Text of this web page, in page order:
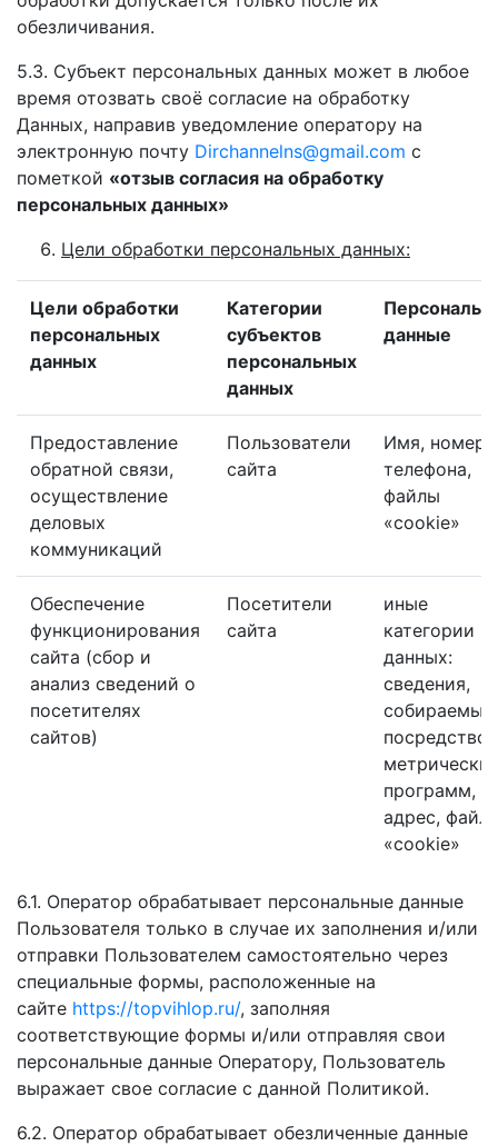
обезличивания.
5.3. Субъект персональных данных может в любое
время отозвать своё согласие на обработку
Данных, направив уведомление оператору на
электронную почту Dirchannelns@gmail.com с
пометкой «отзыв согласия на обработку
персональных данных»
Цели обработки персональных данных:
Цели обработки
персональных
данных
Категории
субъектов
персональных
данных
данные
Предоставление
обратной связи,
осуществление
деловых
коммуникаций
Пользователи
сайта
Имя, номер
телефона,
файлы
«cookie»
Обеспечение
функционирования
сайта (сбор и
анализ сведений о
посетителях
сайтов)
Посетители
сайта
иные
категории
данных:
сведения,
собираемые
программ,
адрес,
«cookie»
6.1. Оператор обрабатывает персональные данные
Пользователя только в случае их заполнения и/или
отправки Пользователем самостоятельно через
специальные формы, расположенные на
сайте https://topvihlop.ru/, заполняя
соответствующие формы и/или отправляя свои
персональные данные Оператору, Пользователь
выражает свое согласие с данной Политикой.
6.2. Оператор обрабатывает обезличенные данные